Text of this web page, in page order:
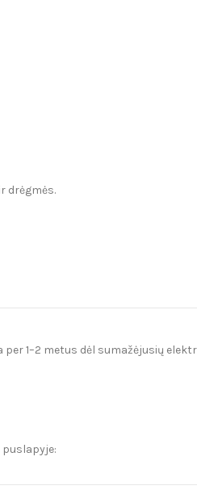
drėgmės.
1–2 metus dėl sumažėjusių